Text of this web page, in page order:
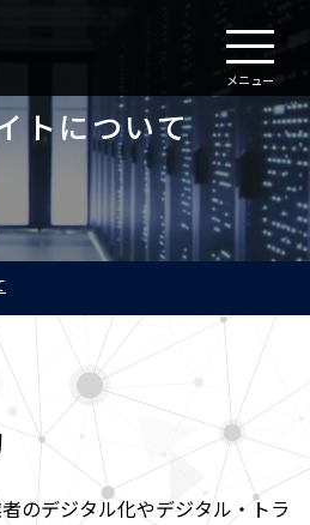
メニュー
トについて
のデジタル化やデジタル・トラ